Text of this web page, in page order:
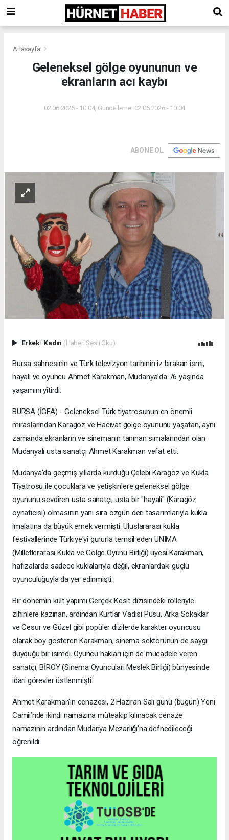
Anasayfa
Geleneksel gölge oyununun ve
ekranların acı kaybı
02.06.2026 - 10:04, Güncelleme: 02.06.2026 - 10:04
ABONE OL
Erkek| Kadın (Haberi Sesli Oku)
Bursa sahnesinin ve Türk televizyon tarihinin iz bırakan ismi,
hayali ve oyuncu Ahmet Karakman, Mudanya’da 76 yaşında
yaşamını yitirdi.
BURSA (İGFA) - Geleneksel Türk tiyatrosunun en önemli
miraslarından Karagöz ve Hacivat gölge oyununu yaşatan, aynı
zamanda ekranların ve sinemanın tanınan simalarından olan
Mudanyalı usta sanatçı Ahmet Karakman vefat etti.
Mudanya'da geçmiş yıllarda kurduğu Çelebi Karagöz ve Kukla
Tiyatrosu ile çocuklara ve yetişkinlere geleneksel gölge
oyununu sevdiren usta sanatçı, usta bir "hayali" (Karagöz
oynatıcısı) olmasının yanı sıra özgün deri tasarımlarıyla kukla
imalatına da büyük emek vermişti. Uluslararası kukla
festivallerinde Türkiye'yi gururla temsil eden UNIMA
(Milletlerarası Kukla ve Gölge Oyunu Birliği) üyesi Karakman,
hafızalarda sadece kuklalarıyla değil, ekranlardaki güçlü
oyunculuğuyla da yer edinmişti.
Bir dönemin kült yapımı Gerçek Kesit dizisindeki rolleriyle
zihinlere kazınan, ardından Kurtlar Vadisi Pusu, Arka Sokaklar
ve Cesur ve Güzel gibi popüler dizilerde karakter oyuncusu
olarak boy gösteren Karakman, sinema sektörünün de saygı
duyduğu bir isimdi. Oyuncu hakları için de mücadele veren
sanatçı, BİROY (Sinema Oyuncuları Meslek Birliği) bünyesinde
idari görevler üstlenmişti.
Ahmet Karakman'ın cenazesi, 2 Haziran Salı günü (bugün) Yeni
Camii’nde ikindi namazına müteakip kılınacak cenaze
namazının ardından Mudanya Mezarlığı’na defnedileceği
öğrenildi.